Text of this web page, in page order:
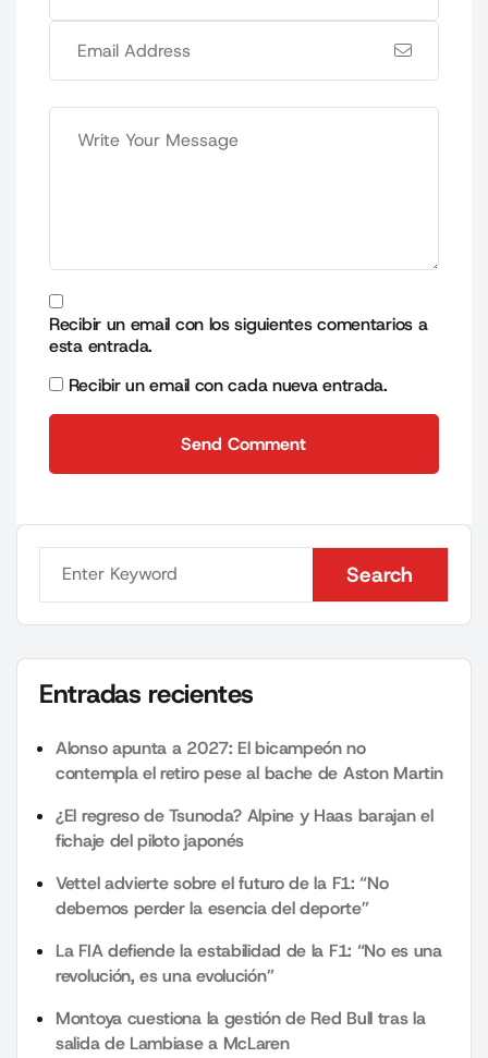
Recibir un email con los siguientes comentarios a
esta entrada.
Recibir un email con cada nueva entrada.
Send Comment
Search
Search
Entradas recientes
Alonso apunta a 2027: El bicampeón no
contempla el retiro pese al bache de Aston Martin
¿El regreso de Tsunoda? Alpine y Haas barajan el
fichaje del piloto japonés
Vettel advierte sobre el futuro de la F1: “No
debemos perder la esencia del deporte”
La FIA defiende la estabilidad de la F1: “No es una
revolución, es una evolución”
Montoya cuestiona la gestión de Red Bull tras la
salida de Lambiase a McLaren